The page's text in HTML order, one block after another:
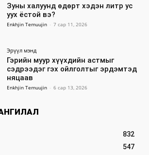
Зуны халуунд өдөрт хэдэн литр ус
уух ёстой вэ?
Enkhjin Temuujin - 7 сар 11, 2026
Эрүүл мэнд
Гэрийн муур хүүхдийн астмыг
сэдрээдэг гэх ойлголтыг эрдэмтэд
няцаав
Enkhjin Temuujin - 6 сар 13, 2026
832
547